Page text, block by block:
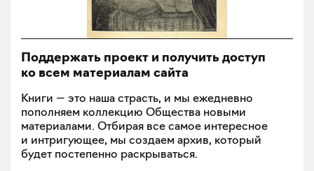
Поддержать проект и получить доступ
ко всем материалам сайта
Книги — это наша страсть, и мы ежедневно
пополняем коллекцию Общества новыми
материалами. Отбирая все самое интересное
и интригующее, мы создаем архив, который
будет постепенно раскрываться.